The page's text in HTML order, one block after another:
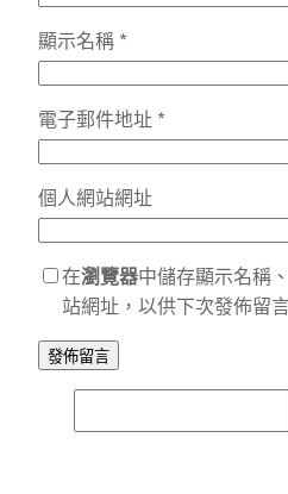
顯示名稱 *
電子郵件地址 *
個人網站網址
在瀏覽器中儲存顯示名稱
站網址，以供下次發佈留
e